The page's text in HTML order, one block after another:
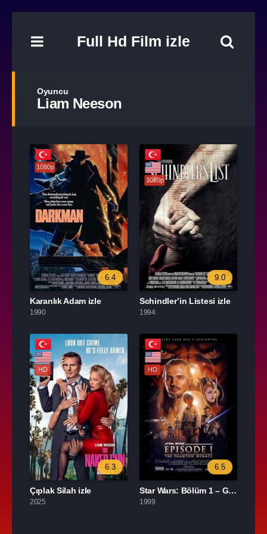
Full Hd Film izle
Oyuncu
Liam Neeson
1080p
6.4
Karanlık Adam izle
1990
1080p
9.0
Schindler’in Listesi izle
1994
HD
6.3
Çıplak Silah izle
2025
HD
6.5
Star Wars: Bölüm 1 – Gizli Tehlike izle
1999